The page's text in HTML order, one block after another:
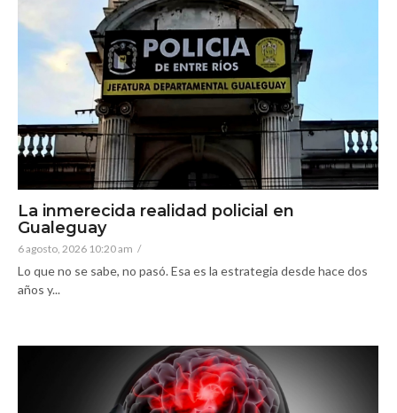
La inmerecida realidad policial en
Gualeguay
6 agosto, 2026 10:20 am /
Lo que no se sabe, no pasó. Esa es la estrategia desde hace dos
años y...